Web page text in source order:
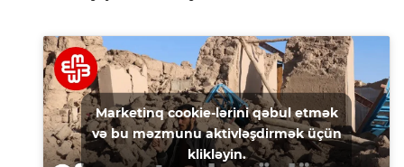
Marketinq cookie-lərini qəbul etmək
və bu məzmunu aktivləşdirmək üçün
klikləyin.